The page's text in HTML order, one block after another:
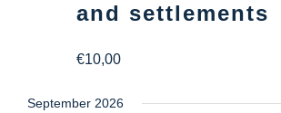
and settlements
€10,00
September 2026